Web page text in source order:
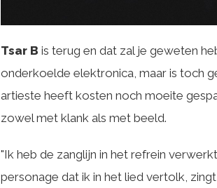
Tsar B is terug en dat zal je geweten
onderkoelde elektronica, maar is toch
artieste heeft kosten noch moeite
zowel met klank als met beeld.
"Ik heb de zanglijn in het refrein
personage dat ik in het lied vertolk,